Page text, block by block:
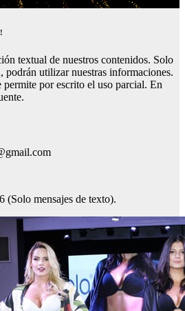
textual de nuestros contenidos. Solo
podrán utilizar nuestras informaciones.
permite por escrito el uso parcial. En
(Solo mensajes de texto).